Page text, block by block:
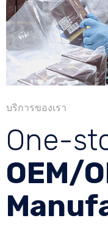
บริการของเรา
One-
OEM/